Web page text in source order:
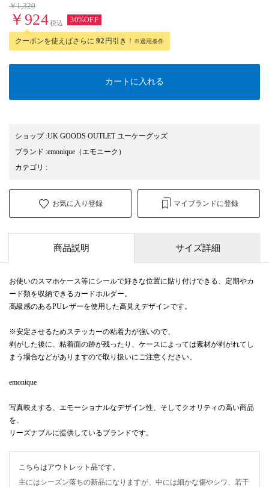
￥1,320
￥924税込 30%OFF
クーポンを使えばさらに 92 円引き！ ※適用条件
カートに入れる
ショップ:UK GOODS OUTLET ユーケーグッズ
ブランド :emonique （エモニーク）
カテゴリ :
お気に入り登録 マイブランドに登録
商品説明 サイズ詳細
お使いのスマホケース等にシールで好きな位置に貼り付けできる、定期やカ
ード類を収納できるカードホルダー。
高級感のあるPUレザーを使用した高見えデザインです。
※安定させるためステッカーの粘着力が強いので、
剥がした後に、粘着面の跡が残ったり、ケースによっては素材が剥がれてし
まう場合などがありますので取り扱いにご注意ください。
emonique
写真映えする、エモーショナルなデザイン性、そしてクオリティの高い商品
を、
リーズナブルに提供しているブランドです。
こちらはアウトレット品です。
主にはシーズン落ちの新品になりますが、中には細かな傷やシワ、若干